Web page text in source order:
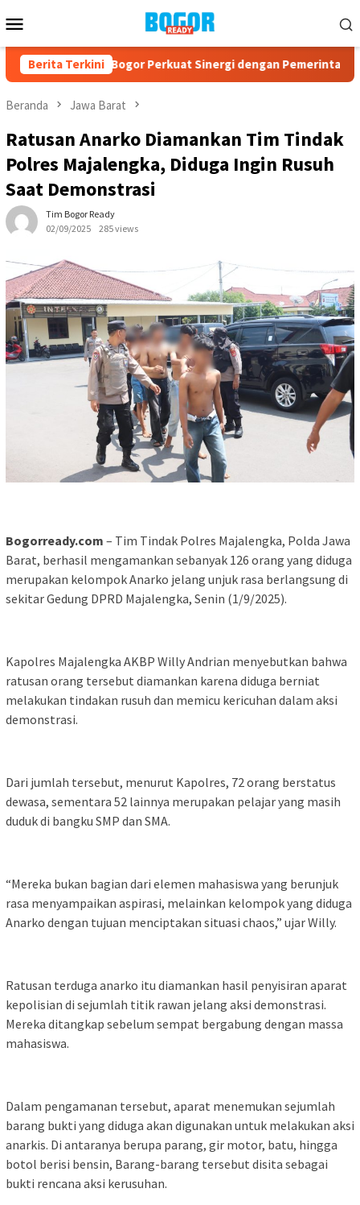
ke
Mobile
Berita Terkini
PPAD Kota Bogor Perkuat Sinergi dengan Pemerintah dan
Beranda Jawa Barat
Ratusan Anarko Diamankan Tim Tindak
Polres Majalengka, Diduga Ingin Rusuh
Saat Demonstrasi
Tim Bogor Ready
02/09/2025
285 views
Bogorready.com – Tim Tindak Polres Majalengka, Polda Jawa
Barat, berhasil mengamankan sebanyak 126 orang yang diduga
merupakan kelompok Anarko jelang unjuk rasa berlangsung di
sekitar Gedung DPRD Majalengka, Senin (1/9/2025).
Kapolres Majalengka AKBP Willy Andrian menyebutkan bahwa
ratusan orang tersebut diamankan karena diduga berniat
melakukan tindakan rusuh dan memicu kericuhan dalam aksi
demonstrasi.
Dari jumlah tersebut, menurut Kapolres, 72 orang berstatus
dewasa, sementara 52 lainnya merupakan pelajar yang masih
duduk di bangku SMP dan SMA.
“Mereka bukan bagian dari elemen mahasiswa yang berunjuk
rasa menyampaikan aspirasi, melainkan kelompok yang diduga
Anarko dengan tujuan menciptakan situasi chaos,” ujar Willy.
Ratusan terduga anarko itu diamankan hasil penyisiran aparat
kepolisian di sejumlah titik rawan jelang aksi demonstrasi.
Mereka ditangkap sebelum sempat bergabung dengan massa
mahasiswa.
Dalam pengamanan tersebut, aparat menemukan sejumlah
barang bukti yang diduga akan digunakan untuk melakukan aksi
anarkis. Di antaranya berupa parang, gir motor, batu, hingga
botol berisi bensin, Barang-barang tersebut disita sebagai
bukti rencana aksi kerusuhan.